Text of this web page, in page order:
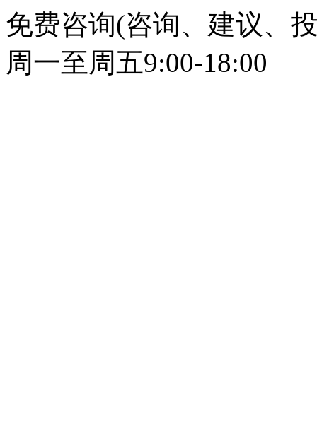
免费咨询(咨询、建议、
周一至周五9:00-18:00